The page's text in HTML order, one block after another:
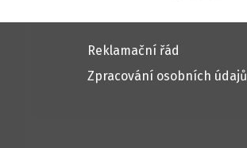
Reklamační řád
Zpracování osobních údajů